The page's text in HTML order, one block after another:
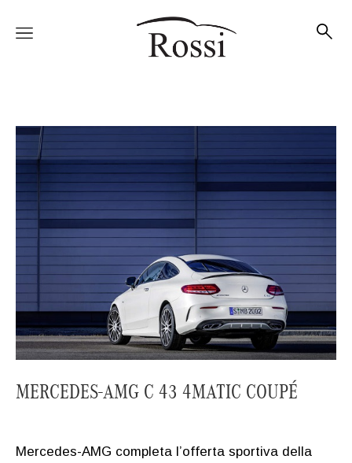
Veicoli
Officina
Accessori e Collection
MERCEDES-AMG C 43 4MATIC COUPÉ
Mercedes-AMG completa l’offerta sportiva della